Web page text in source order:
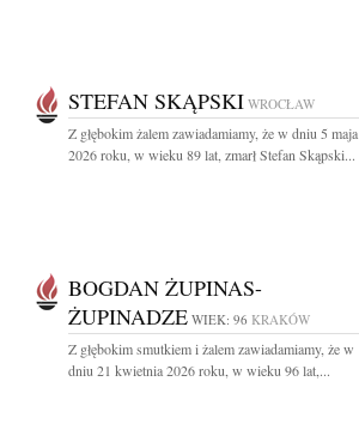
STEFAN SKĄPSKI WROCŁAW
Z głębokim żalem zawiadamiamy, że w dniu 5 maja
2026 roku, w wieku 89 lat, zmarł Stefan Skąpski...
BOGDAN ŻUPINAS-
ŻUPINADZE WIEK: 96 KRAKÓW
Z głębokim smutkiem i żalem zawiadamiamy, że w
dniu 21 kwietnia 2026 roku, w wieku 96 lat,...